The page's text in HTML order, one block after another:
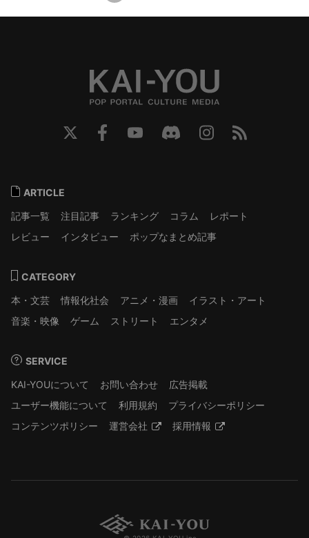
ARTICLE
記事一覧
注目記事 ランキング コラム
レポート
レビュー
インタビュー ポップなまとめ記事
CATEGORY
本・文芸
情報化社会 アニメ・漫画
イラスト・アート
音楽・映像
ゲーム ストリート エンタメ
SERVICE
KAI-YOUについて
お問い合わせ
広告掲載
ユーザー機能について
利用規約
プライバシーポリシー
コンテンツポリシー
運営会社 採用情報